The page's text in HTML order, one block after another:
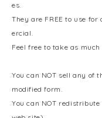
es.
They are FREE to use
ercial.
Feel free to take as
You can NOT sell any of
modified form.
You can NOT